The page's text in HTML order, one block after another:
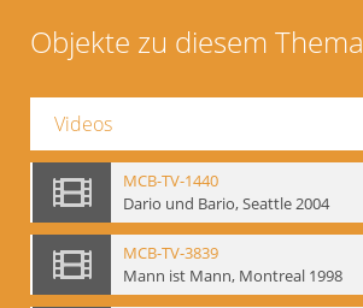
Objekte zu diesem Thema
Videos
MCB-TV-1440
Dario und Bario, Seattle 2004
MCB-TV-3839
Mann ist Mann, Montreal 1998